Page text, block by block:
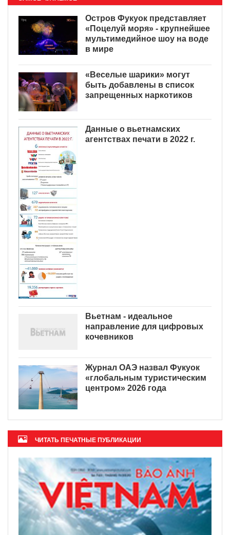
Остров Фукуок представляет
«Поцелуй моря» - крупнейшее
мультимедийное шоу на воде
в мире
«Веселые шарики» могут
быть добавлены в список
запрещенных наркотиков
Данные о вьетнамских
агентствах печати в 2022 г.
Вьетнам - идеальное
направление для цифровых
кочевников
Журнал ОАЭ назвал Фукуок
«глобальным туристическим
центром» 2026 года
ЧИТАТЬ ПЕЧАТНЫЕ ПУБЛИКАЦИИ